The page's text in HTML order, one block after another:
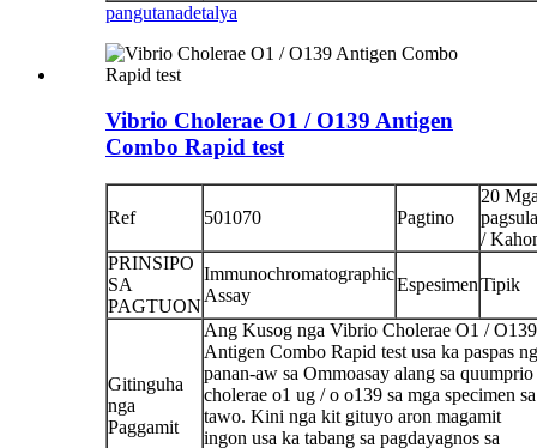
pangutanadetalya
Vibrio Cholerae O1 / O139 Antigen
Combo Rapid test
Ref 501070 Pagtino
20
/
PRINSIPO
SA
PAGTUON
Immunochromatographic
Assay
EspesimenTipik
Gitinguha
nga
Paggamit
Ang Kusog nga Vibrio Cholerae O1 / O139
Antigen Combo Rapid test usa ka paspas
panan-aw sa Ommoasay alang sa quumprio
cholerae o1 ug / o o139 sa mga specimen sa
tawo. Kini nga kit gituyo aron magamit
ingon usa ka tabang sa pagdayagnos sa